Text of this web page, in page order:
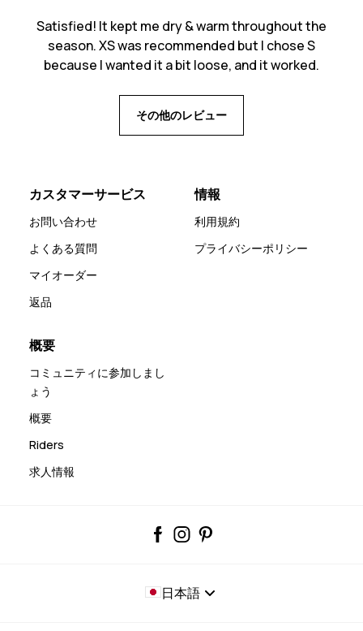
Satisfied! It kept me dry & warm throughout the
season. XS was recommended but I chose S
because I wanted it a bit loose, and it worked.
その他のレビュー
カスタマーサービス
お問い合わせ
よくある質問
マイオーダー
返品
情報
利用規約
プライバシーポリシー
概要
コミュニティに参加しまし
ょう
概要
Riders
求人情報
日本語